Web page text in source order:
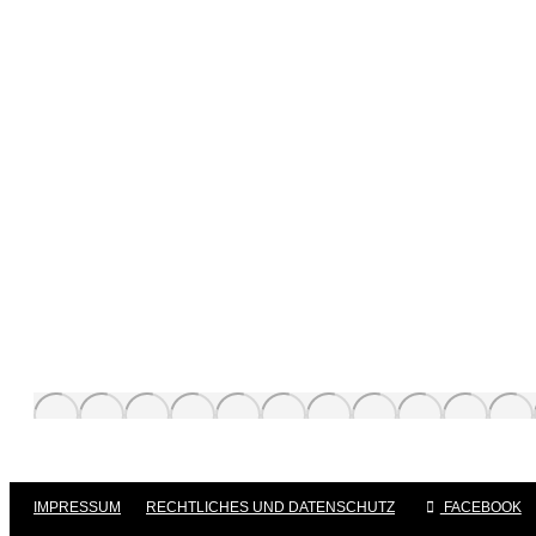
IMPRESSUM RECHTLICHES UND DATENSCHUTZ FACEBOOK